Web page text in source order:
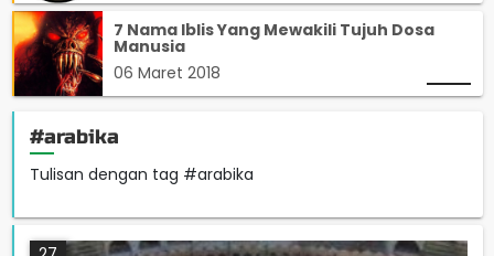
7 Nama Iblis Yang Mewakili Tujuh Dosa
Manusia
06 Maret 2018
#arabika
Tulisan dengan tag #arabika